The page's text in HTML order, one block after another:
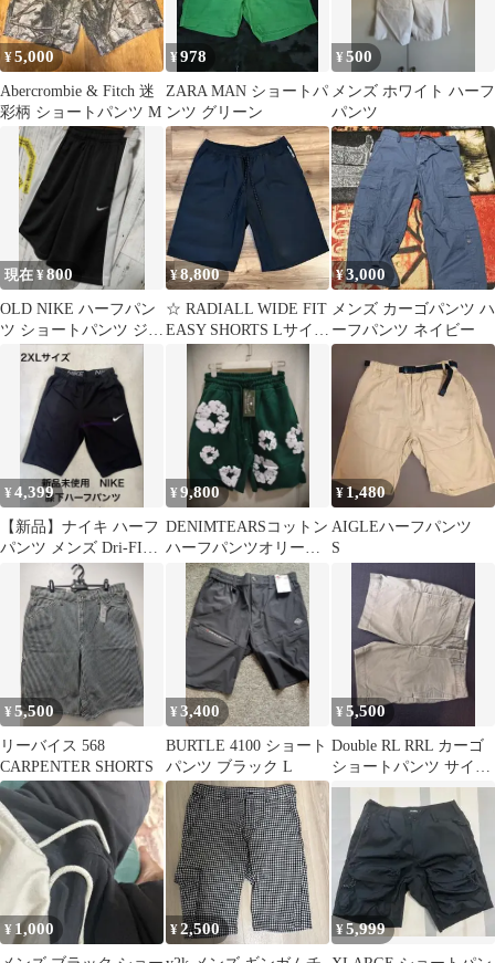
¥5,000
Abercrombie & Fitch 迷
彩柄 ショートパンツ M
¥978
ZARA MAN ショートパ
ンツ グリーン
¥500
メンズ ホワイト ハーフ
パンツ
現在 ¥ 800
OLD NIKE ハーフパン
ツ ショートパンツ ジャ
ージ 刺繍 銀タグ 90s
¥8,800
☆ RADIALL WIDE FIT
EASY SHORTS Lサイズ
美品 ☆
¥3,000
メンズ カーゴパンツ ハ
ーフパンツ ネイビー
¥4,399
【新品】ナイキ ハーフ
パンツ メンズ Dri-FIT
CZ7398 黒 2XL
¥9,800
DENIMTEARSコットン
ハーフパンツオリーブ
M正規品美品即日発送
¥ 1,480
AIGLEハーフパンツ
S
¥5,500
リーバイス 568
CARPENTER SHORTS
¥3,400
BURTLE 4100 ショート
パンツ ブラック L
¥5,500
Double RL RRL カーゴ
ショートパンツ サイズ
29
¥ 1,000 ¥2,500 ¥5,999